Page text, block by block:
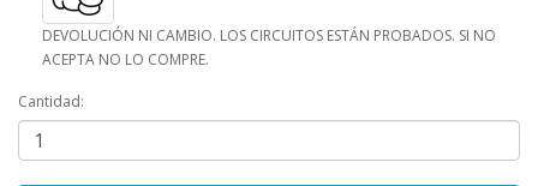
DEVOLUCIÓN NI CAMBIO. LOS CIRCUITOS ESTÁN PROBADOS. SI NO
ACEPTA NO LO COMPRE.
Cantidad: